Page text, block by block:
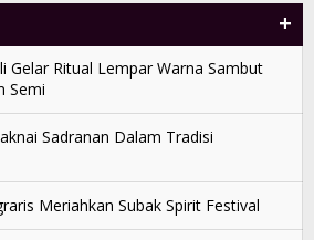
+
Gelar Ritual Lempar Warna Sambut
Semi
Sadranan Dalam Tradisi
Meriahkan Subak Spirit Festival